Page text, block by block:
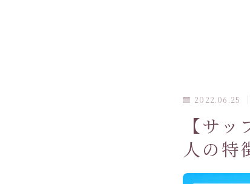
2022.06.25
【サ
人の特